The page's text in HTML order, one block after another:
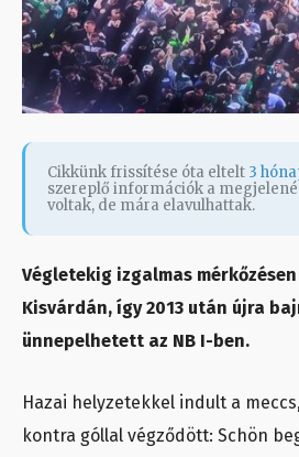
Cikkünk frissítése óta eltelt 3
szereplő információk a
voltak, de mára elavulhattak.
Végletekig izgalmas
Kisvárdán, így 2013 után újra
ünnepelhetett az NB I-ben.
Hazai helyzetekkel indult a
kontra góllal végződött: Schön